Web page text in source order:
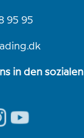
95 95
in den sozialen